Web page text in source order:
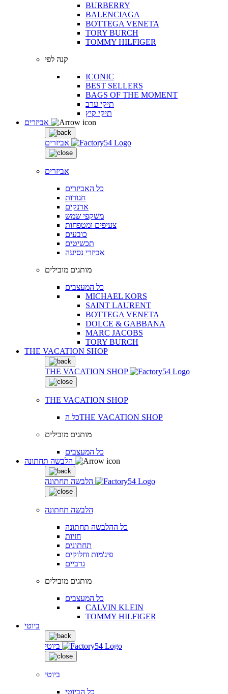
BURBERRY
BALENCIAGA
BOTTEGA VENETA
TORY BURCH
TOMMY HILFIGER
קנה לפי
ICONIC
BEST SELLERS
BAGS OF THE MOMENT
תיקי ערב
תיקי קיץ
אביזרים
אביזרים
כל האביזרים
חגורות
ארנקים
משקפי שמש
צעיפים ומטפחות
כובעים
תכשיטים
אביזרי נסיעה
מותגים מובילים
כל המעצבים
MICHAEL KORS
SAINT LAURENT
BOTTEGA VENETA
DOLCE & GABBANA
MARC JACOBS
TORY BURCH
THE VACATION SHOP
THE VACATION SHOP
THE VACATION SHOP
כל הTHE VACATION SHOP
מותגים מובילים
כל המעצבים
הלבשה תחתונה
הלבשה תחתונה
כל ההלבשה תחתונה
חזיות
תחתונים
פיג'מות וחלוקים
גרביים
מותגים מובילים
כל המעצבים
CALVIN KLEIN
TOMMY HILFIGER
ביוטי
ביוטי
ביוטי
כל הביוטי